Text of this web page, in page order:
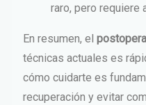
raro, pero requiere
En resumen, el
técnicas actuales es
cómo cuidarte es
recuperación y evitar